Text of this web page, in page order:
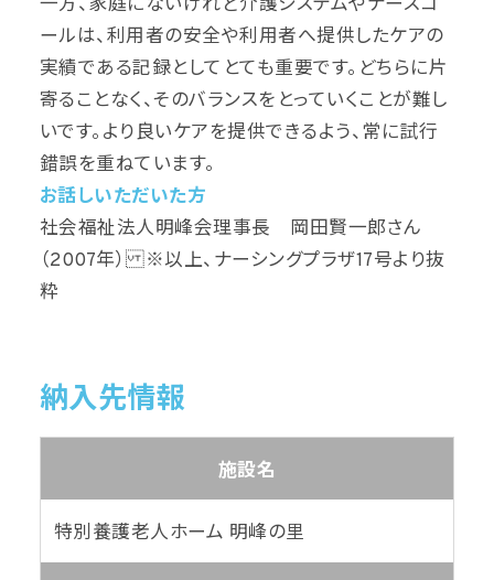
一方、家庭にないけれど介護システムやナースコ
ールは、利用者の安全や利用者へ提供したケアの
実績である記録としてとても重要です。どちらに片
寄ることなく、そのバランスをとっていくことが難し
いです。より良いケアを提供できるよう、常に試行
錯誤を重ねています。
お話しいただいた方
社会福祉法人明峰会理事長 岡田賢一郎さん
（2007年） ※以上、ナーシングプラザ17号より抜
粋
納入先情報
施設名
特別養護老人ホーム 明峰の里